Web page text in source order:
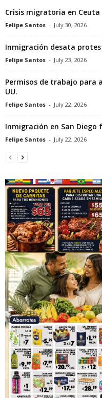
Crisis migratoria en
Felipe Santos - July 30, 2026
Inmigración desata
Felipe Santos - July 23, 2026
Permisos de trabajo para
UU.
Felipe Santos - July 22, 2026
Inmigración en San Diego
Felipe Santos - July 22, 2026